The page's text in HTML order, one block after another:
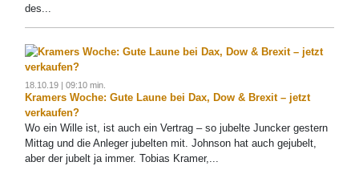
des...
18.10.19 | 09:10 min.
Kramers Woche: Gute Laune bei Dax, Dow & Brexit – jetzt
verkaufen?
Wo ein Wille ist, ist auch ein Vertrag – so jubelte Juncker gestern
Mittag und die Anleger jubelten mit. Johnson hat auch gejubelt,
aber der jubelt ja immer. Tobias Kramer,...